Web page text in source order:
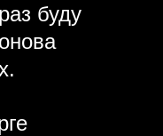
буду